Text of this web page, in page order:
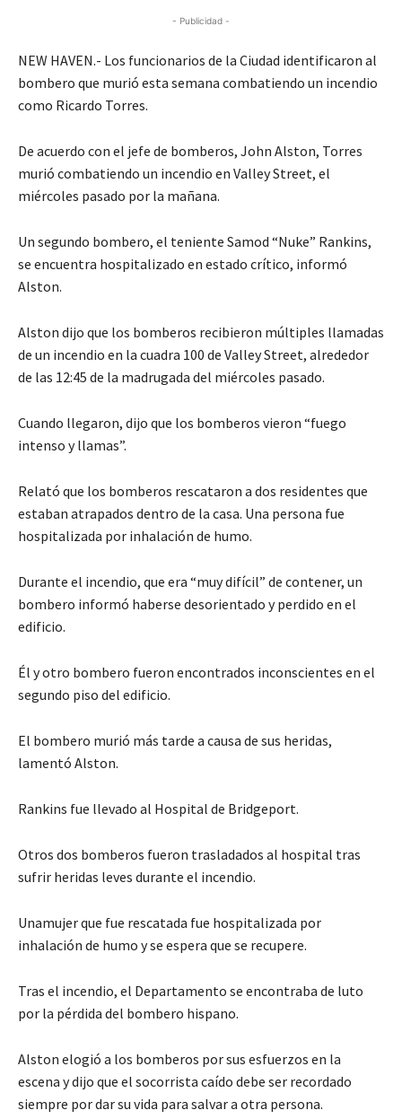
- Publicidad -
NEW HAVEN.- Los funcionarios de la Ciudad identificaron al
bombero que murió esta semana combatiendo un incendio
como Ricardo Torres.
De acuerdo con el jefe de bomberos, John Alston, Torres
murió combatiendo un incendio en Valley Street, el
miércoles pasado por la mañana.
Un segundo bombero, el teniente Samod “Nuke” Rankins,
se encuentra hospitalizado en estado crítico, informó
Alston.
Alston dijo que los bomberos recibieron múltiples llamadas
de un incendio en la cuadra 100 de Valley Street, alrededor
de las 12:45 de la madrugada del miércoles pasado.
Cuando llegaron, dijo que los bomberos vieron “fuego
intenso y llamas”.
Relató que los bomberos rescataron a dos residentes que
estaban atrapados dentro de la casa. Una persona fue
hospitalizada por inhalación de humo.
Durante el incendio, que era “muy difícil” de contener, un
bombero informó haberse desorientado y perdido en el
edificio.
Él y otro bombero fueron encontrados inconscientes en el
segundo piso del edificio.
El bombero murió más tarde a causa de sus heridas,
lamentó Alston.
Rankins fue llevado al Hospital de Bridgeport.
Otros dos bomberos fueron trasladados al hospital tras
sufrir heridas leves durante el incendio.
Unamujer que fue rescatada fue hospitalizada por
inhalación de humo y se espera que se recupere.
Tras el incendio, el Departamento se encontraba de luto
por la pérdida del bombero hispano.
Alston elogió a los bomberos por sus esfuerzos en la
escena y dijo que el socorrista caído debe ser recordado
siempre por dar su vida para salvar a otra persona.